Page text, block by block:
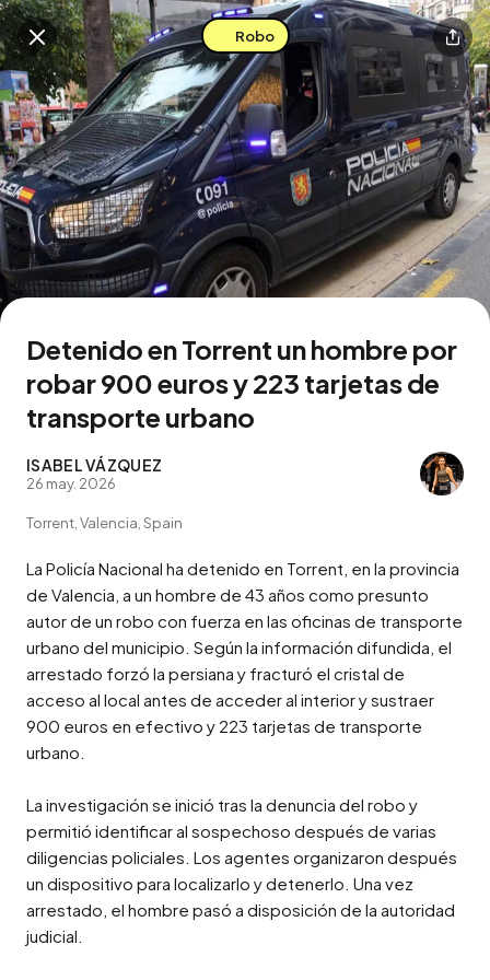
Descarga la app
Buscar en esta zona
Robo
Detenido en Torrent un hombre por
robar 900 euros y 223 tarjetas de
transporte urbano
ISABEL VÁZQUEZ
26 may. 2026
Torrent, Valencia, Spain
La Policía Nacional ha detenido en Torrent, en la provincia
de Valencia, a un hombre de 43 años como presunto
autor de un robo con fuerza en las oficinas de transporte
urbano del municipio. Según la información difundida, el
arrestado forzó la persiana y fracturó el cristal de
acceso al local antes de acceder al interior y sustraer
900 euros en efectivo y 223 tarjetas de transporte
urbano.
La investigación se inició tras la denuncia del robo y
permitió identificar al sospechoso después de varias
diligencias policiales. Los agentes organizaron después
un dispositivo para localizarlo y detenerlo. Una vez
arrestado, el hombre pasó a disposición de la autoridad
judicial.